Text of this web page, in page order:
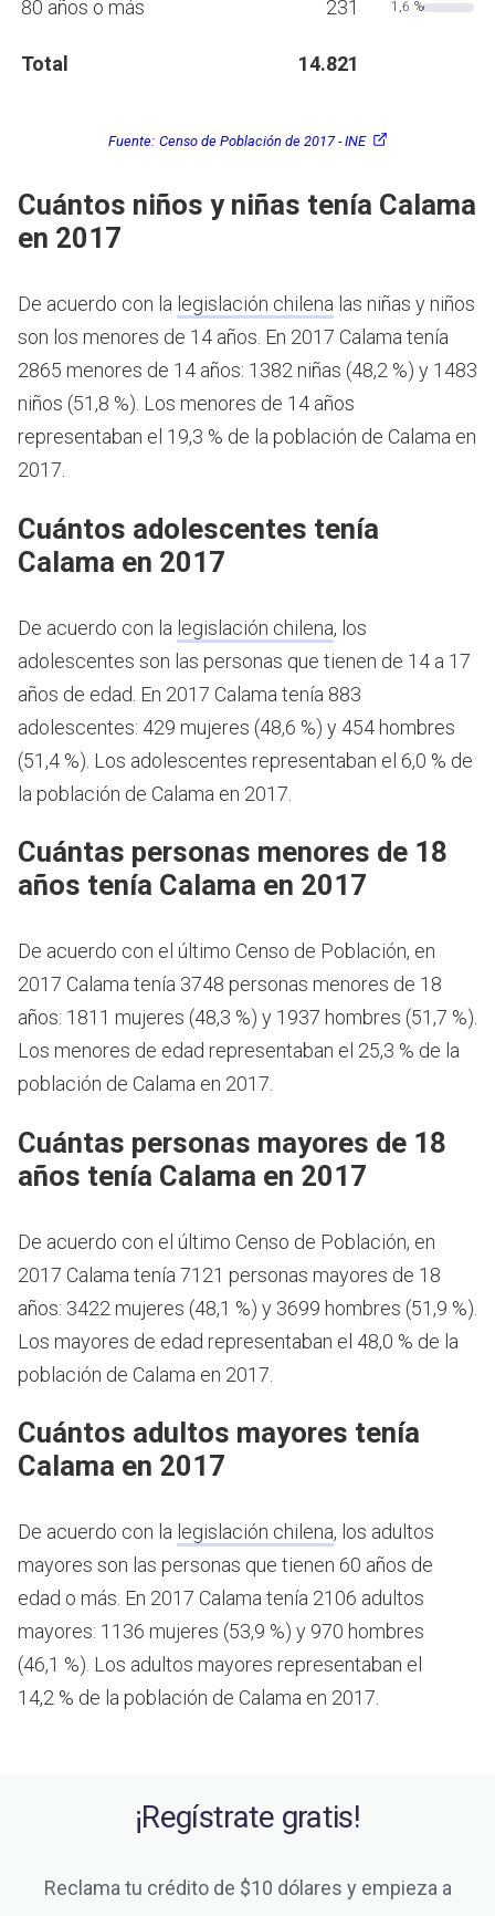
80 años o más 231 1,6 %
Total 14.821
Fuente: Censo de Población de 2017 - INE
Cuántos niños y niñas tenía Calama
en 2017
De acuerdo con la legislación chilena las niñas y niños
son los menores de 14 años. En 2017 Calama tenía
2865 menores de 14 años: 1382 niñas (48,2 %) y 1483
niños (51,8 %). Los menores de 14 años
representaban el 19,3 % de la población de Calama en
2017.
Cuántos adolescentes tenía
Calama en 2017
De acuerdo con la legislación chilena, los
adolescentes son las personas que tienen de 14 a 17
años de edad. En 2017 Calama tenía 883
adolescentes: 429 mujeres (48,6 %) y 454 hombres
(51,4 %). Los adolescentes representaban el 6,0 % de
la población de Calama en 2017.
Cuántas personas menores de 18
años tenía Calama en 2017
De acuerdo con el último Censo de Población, en
2017 Calama tenía 3748 personas menores de 18
años: 1811 mujeres (48,3 %) y 1937 hombres (51,7 %).
Los menores de edad representaban el 25,3 % de la
población de Calama en 2017.
Cuántas personas mayores de 18
años tenía Calama en 2017
De acuerdo con el último Censo de Población, en
2017 Calama tenía 7121 personas mayores de 18
años: 3422 mujeres (48,1 %) y 3699 hombres (51,9 %).
Los mayores de edad representaban el 48,0 % de la
población de Calama en 2017.
Cuántos adultos mayores tenía
Calama en 2017
De acuerdo con la legislación chilena, los adultos
mayores son las personas que tienen 60 años de
edad o más. En 2017 Calama tenía 2106 adultos
mayores: 1136 mujeres (53,9 %) y 970 hombres
(46,1 %). Los adultos mayores representaban el
14,2 % de la población de Calama en 2017.
¡Regístrate gratis!
Reclama tu crédito de $10 dólares y empieza a